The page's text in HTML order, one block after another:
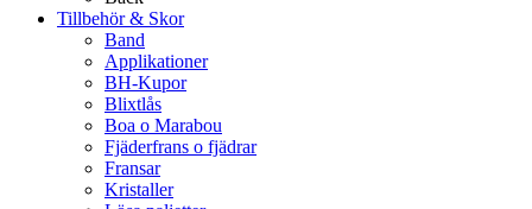
Tillbehör & Skor
Band
Applikationer
BH-Kupor
Blixtlås
Boa o Marabou
Fjäderfrans o fjädrar
Fransar
Kristaller